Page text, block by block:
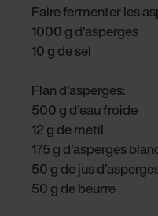
Faire fermenter les
1000 g d'asperges
10 g de sel
Flan d'asperges:
500 g d'eau froide
12 g de metil
175 g d'asperges
50 g de jus
50 g de beurre